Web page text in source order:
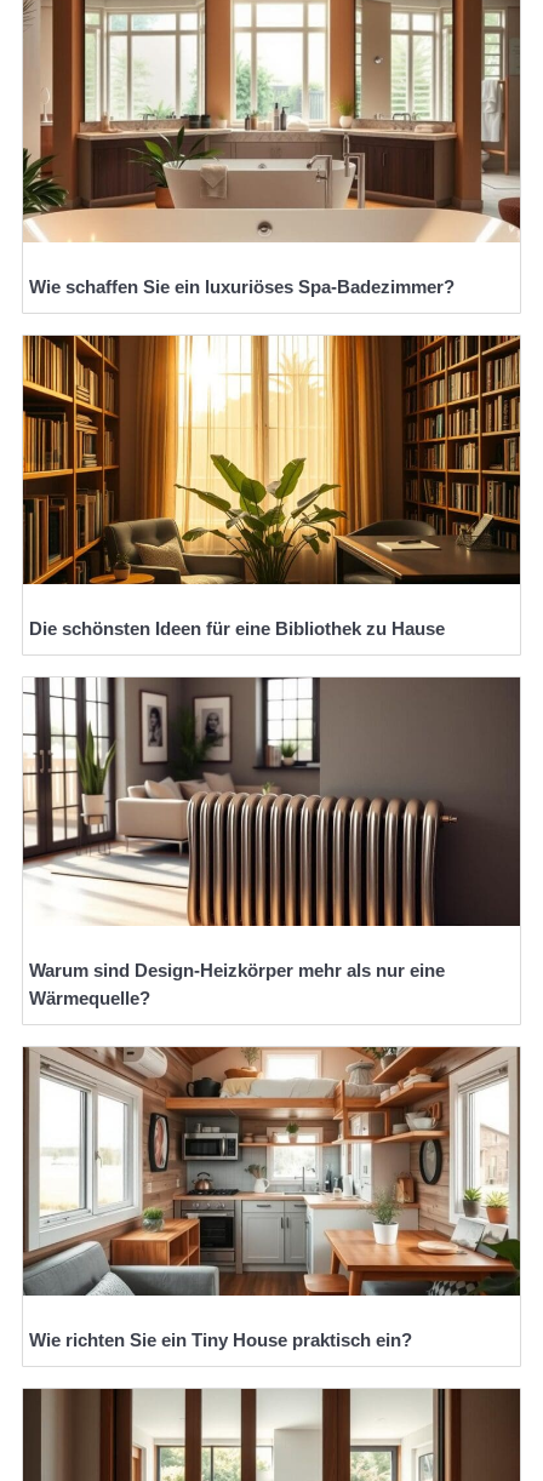
Wie schaffen Sie ein luxuriöses Spa-Badezimmer?
Die schönsten Ideen für eine Bibliothek zu Hause
Warum sind Design-Heizkörper mehr als nur eine
Wärmequelle?
Wie richten Sie ein Tiny House praktisch ein?